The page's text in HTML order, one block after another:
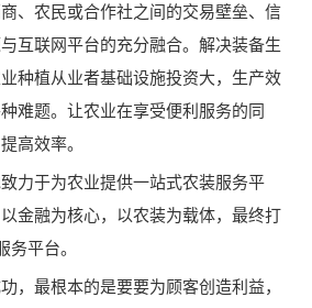
、农民或合作社之间的交易壁垒、信
互联网平台的充分融合。解决装备生
种植从业者基础设施投资大，生产效
难题。让农业在享受便利服务的同
高效率。
力于为农业提供一站式农装服务平
金融为核心，以农装为载体，最终打
平台。
，最根本的是要要为顾客创造利益，